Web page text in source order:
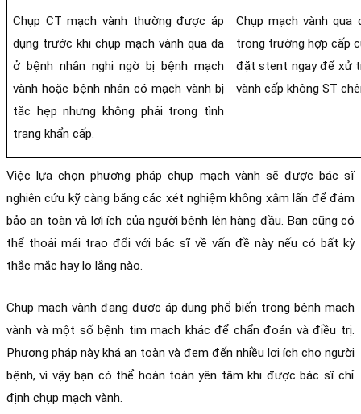
Chụp CT mạch vành thường được áp
dụng trước khi chụp mạch vành qua da
ở bệnh nhân nghi ngờ bị bệnh mạch
vành hoặc bệnh nhân có mạch vành bị
tắc hẹp nhưng không phải trong tình
trạng khẩn cấp.
Chụp mạch vành qua
trong trường hợp cấp
đặt stent ngay để xử
vành cấp không ST
Việc lựa chọn phương pháp chụp mạch vành sẽ được bác sĩ
nghiên cứu kỹ càng bằng các xét nghiệm không xâm lấn để đảm
bảo an toàn và lợi ích của người bệnh lên hàng đầu. Bạn cũng có
thể thoải mái trao đổi với bác sĩ về vấn đề này nếu có bất kỳ
thắc mắc hay lo lắng nào.
Chụp mạch vành đang được áp dụng phổ biến trong bệnh mạch
vành và một số bệnh tim mạch khác để chẩn đoán và điều trị.
Phương pháp này khá an toàn và đem đến nhiều lợi ích cho người
bệnh, vì vậy bạn có thể hoàn toàn yên tâm khi được bác sĩ chỉ
định chụp mạch vành.